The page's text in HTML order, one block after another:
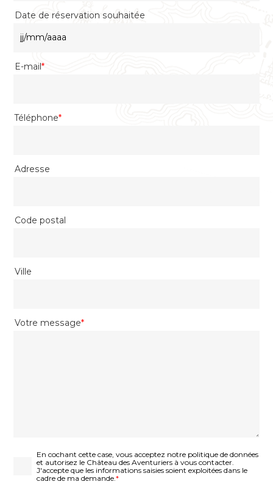
Date de réservation souhaitée
slash
E-mail *
Téléphone*
Adresse
Code postal
Ville
Votre message*
En cochant cette case, vous acceptez notre politique de données
et autorisez le Château des Aventuriers à vous contacter.
J'accepte que les informations saisies soient exploitées dans le
cadre de ma demande.*